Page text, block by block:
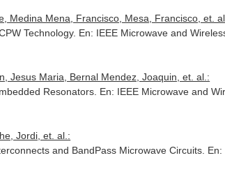
Medina Mena, Francisco, Mesa, Francisco, et.
Technology. En: IEEE Microwave and
Jesus Maria, Bernal Mendez, Joaquin, et. al.:
Resonators. En: IEEE Microwave and
Jordi, et. al.:
and BandPass Microwave Circuits. En: